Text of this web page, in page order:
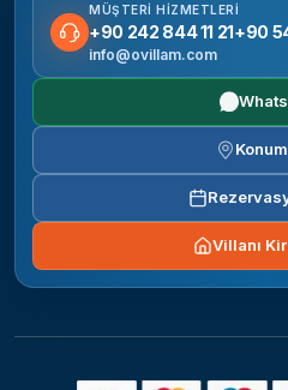
MÜŞTERI HIZMETLERI
+90 242 844 11 21+90
info@ovillam.com
Villanı